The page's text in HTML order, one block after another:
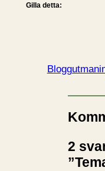
Gilla detta:
2